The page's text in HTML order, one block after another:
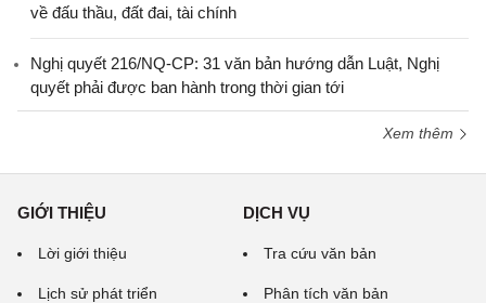
về đấu thầu, đất đai, tài chính
Nghị quyết 216/NQ-CP: 31 văn bản hướng dẫn Luật, Nghị
quyết phải được ban hành trong thời gian tới
Xem thêm
GIỚI THIỆU
Lời giới thiệu
Lịch sử phát triển
DỊCH VỤ
Tra cứu văn bản
Phân tích văn bản